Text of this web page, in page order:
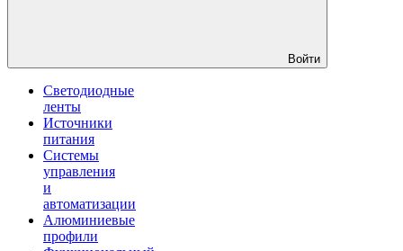
Войти
Светодиодные
ленты
Источники
питания
Системы
управления
и
автоматизации
Алюминиевые
профили